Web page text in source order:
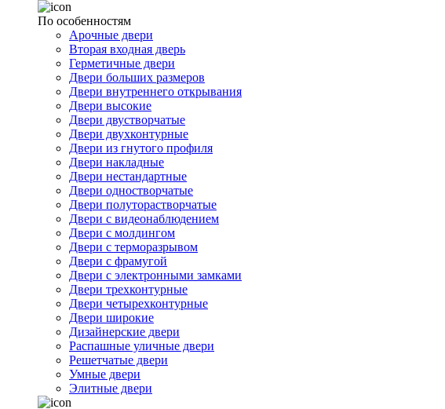
По особенностям
Арочные двери
Вторая входная дверь
Герметичные двери
Двери больших размеров
Двери внутреннего открывания
Двери высокие
Двери двустворчатые
Двери двухконтурные
Двери из гнутого профиля
Двери накладные
Двери нестандартные
Двери одностворчатые
Двери полуторастворчатые
Двери с видеонаблюдением
Двери с молдингом
Двери с терморазрывом
Двери с фрамугой
Двери с электронными замками
Двери трехконтурные
Двери четырехконтурные
Двери широкие
Дизайнерские двери
Распашные уличные двери
Решетчатые двери
Умные двери
Элитные двери